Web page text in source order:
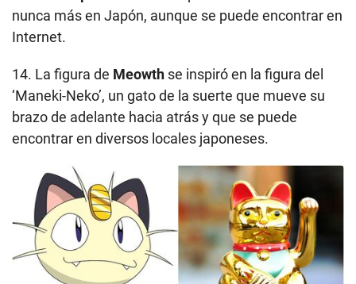
nunca más en Japón, aunque se puede encontrar en
Internet.
14. La figura de Meowth se inspiró en la figura del
‘Maneki-Neko’, un gato de la suerte que mueve su
brazo de adelante hacia atrás y que se puede
encontrar en diversos locales japoneses.